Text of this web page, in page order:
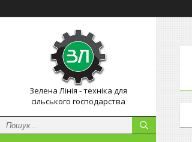
Зелена Лінія - техніка для
сільського господарства